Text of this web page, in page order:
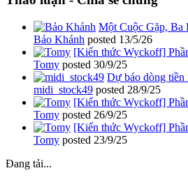
Một Cuộc Gặp, Ba
Bảo Khánh posted 13/5/26
[Kiến thức Wyckoff]
Tomy posted 30/9/25
Dự báo dòng tiền
midi_stock49 posted 28/9/25
[Kiến thức Wyckoff]
Tomy posted 26/9/25
[Kiến thức Wyckoff]
Tomy posted 23/9/25
Đang tải...